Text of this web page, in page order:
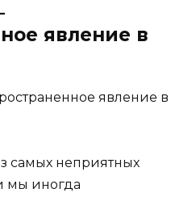
явление в
самых неприятных
мы иногда